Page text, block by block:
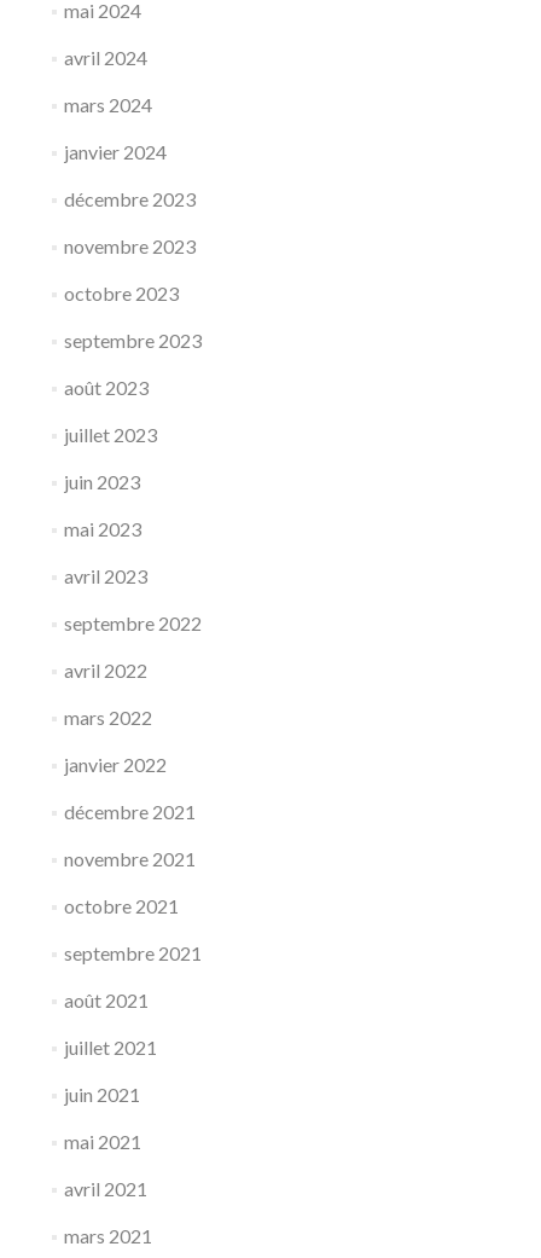
mai 2024
avril 2024
mars 2024
janvier 2024
décembre 2023
novembre 2023
octobre 2023
septembre 2023
août 2023
juillet 2023
juin 2023
mai 2023
avril 2023
septembre 2022
avril 2022
mars 2022
janvier 2022
décembre 2021
novembre 2021
octobre 2021
septembre 2021
août 2021
juillet 2021
juin 2021
mai 2021
avril 2021
mars 2021